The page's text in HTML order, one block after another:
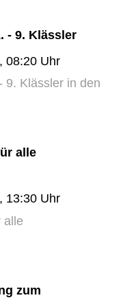
- 9. Klässler
, 08:20 Uhr
9. Klässler in den
alle
, 13:30 Uhr
alle
zum